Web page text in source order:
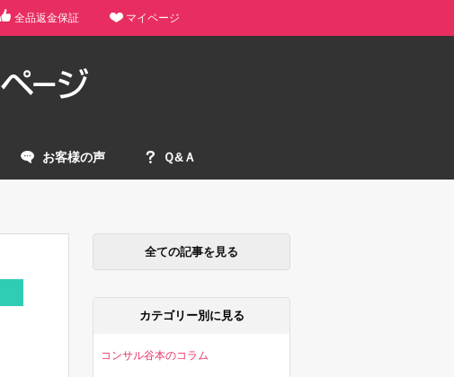
全品返金保証 マイページ
お客様の声 Ｑ&Ａ
全ての記事を見る
カテゴリー別に見る
コンサル谷本のコラム